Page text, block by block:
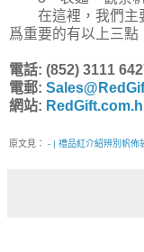
在這裡，我們主要
爲重要的有以上三點
電話: (852) 3111
電郵:
網站:
原文見： - | 禮品紅介紹辨別帆佈